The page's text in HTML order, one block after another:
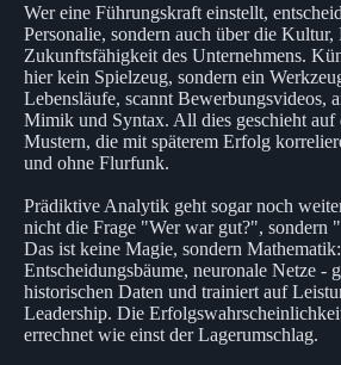
Wer eine Führungskraft einstellt,
Personalie, sondern auch über die
Zukunftsfähigkeit des Unternehmens.
hier kein Spielzeug, sondern ein
Lebensläufe, scannt Bewerbungsvideos,
Mimik und Syntax. All dies geschieht auf
Mustern, die mit späterem Erfolg
und ohne Flurfunk.
Prädiktive Analytik geht sogar noch
nicht die Frage "Wer war gut?", sondern
Das ist keine Magie, sondern
Entscheidungsbäume, neuronale Netze -
historischen Daten und trainiert auf
Leadership. Die
errechnet wie einst der Lagerumschlag.